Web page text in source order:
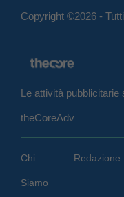
Copyright ©2026 -
Le attività
theCoreAdv
Chi
Siamo
Redazione